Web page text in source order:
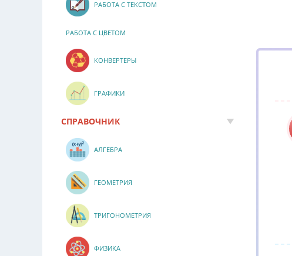
РАБОТА С ТЕКСТОМ
РАБОТА С ЦВЕТОМ
КОНВЕРТЕРЫ
ГРАФИКИ
СПРАВОЧНИК
АЛГЕБРА
ГЕОМЕТРИЯ
ТРИГОНОМЕТРИЯ
ФИЗИКА